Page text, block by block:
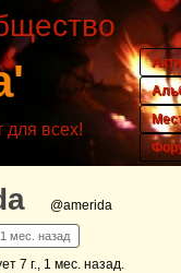
для всех!
@amerida
1 мес. назад
7 г., 1 мес. назад.